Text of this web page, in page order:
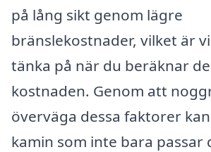
på lång sikt genom lägre
bränslekostnader, vilket är
tänka på när du beräknar
kostnaden. Genom att
överväga dessa faktorer
kamin som inte bara passar